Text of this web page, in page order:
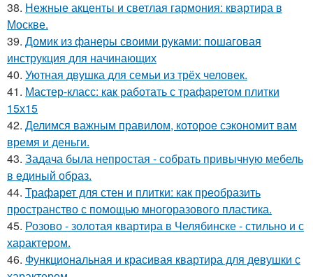
38. Нежные акценты и светлая гармония: квартира в
Москве.
39. Домик из фанеры своими руками: пошаговая
инструкция для начинающих
40. Уютная двушка для семьи из трёх человек.
41. Мастер-класс: как работать с трафаретом плитки
15х15
42. Делимся важным правилом, которое сэкономит вам
время и деньги.
43. Задача была непростая - собрать привычную мебель
в единый образ.
44. Трафарет для стен и плитки: как преобразить
пространство с помощью многоразового пластика.
45. Розово - золотая квартира в Челябинске - стильно и с
характером.
46. Функциональная и красивая квартира для девушки с